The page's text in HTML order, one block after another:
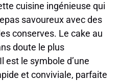
cuisine ingénieuse qui
savoureux avec des
conserves. Le cake au
doute le plus
est le symbole d’une
et conviviale, parfaite